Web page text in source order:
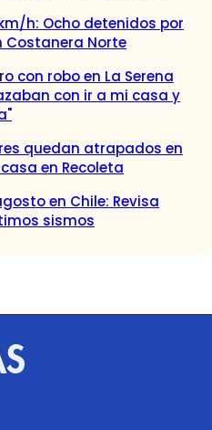
h: Ocho detenidos por
Costanera Norte
con robo en La Serena
con ir a mi casa y
quedan atrapados en
en Recoleta
en Chile: Revisa
sismos